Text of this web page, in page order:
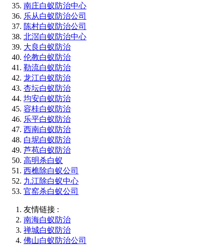
南庄白蚁防治中心
乐从白蚁防治公司
陈村白蚁防治公司
北滘白蚁防治中心
大良白蚁防治
伦教白蚁防治
勒流白蚁防治
龙江白蚁防治
杏坛白蚁防治
均安白蚁防治
容桂白蚁防治
乐平白蚁防治
西南白蚁防治
白坭白蚁防治
芦苞白蚁防治
高明杀白蚁
西樵除白蚁公司
九江除白蚁中心
官窑杀白蚁公司
友情链接 :
南海白蚁防治
禅城白蚁防治
佛山白蚁防治公司